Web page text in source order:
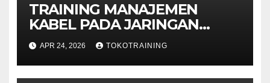
TRAINING MANAJEMEN
KABEL PADA JARINGAN
TELEKOMUNIKASI
APR 24, 2026 TOKOTRAINING